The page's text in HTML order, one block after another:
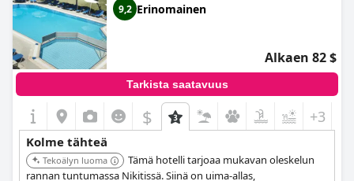
9,2 Erinomainen
Alkaen 82 $
Tarkista saatavuus
$ +3
Kolme tähteä
Tekoälyn luoma
Tämä hotelli tarjoaa mukavan oleskelun
rannan tuntumassa Nikitissä. Siinä on uima-allas,